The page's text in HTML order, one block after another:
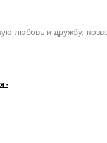
любовь и дружбу,
-